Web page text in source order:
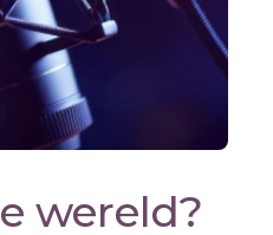
wereld?